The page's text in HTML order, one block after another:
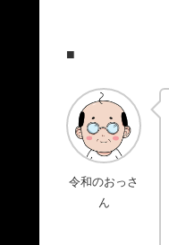
■
令和のおっさ
ん